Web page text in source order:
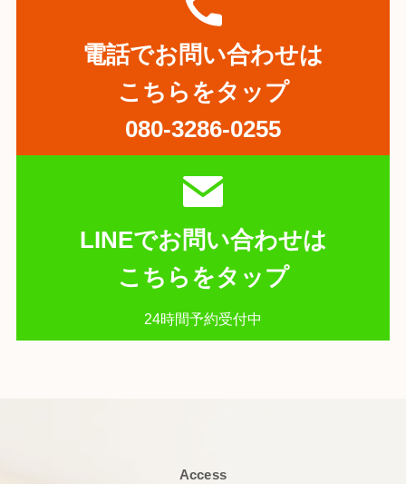
電話でお問い合わせは
こちらをタップ
080-3286-0255
LINEでお問い合わせは
こちらをタップ
24時間予約受付中
Access